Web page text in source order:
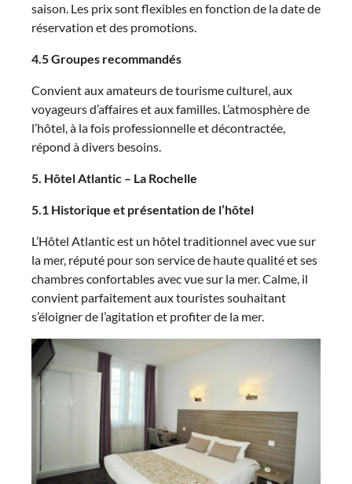
saison. Les prix sont flexibles en fonction de la date de
réservation et des promotions.
4.5 Groupes recommandés
Convient aux amateurs de tourisme culturel, aux
voyageurs d’affaires et aux familles. L’atmosphère de
l’hôtel, à la fois professionnelle et décontractée,
répond à divers besoins.
5. Hôtel Atlantic – La Rochelle
5.1 Historique et présentation de l’hôtel
L’Hôtel Atlantic est un hôtel traditionnel avec vue sur
la mer, réputé pour son service de haute qualité et ses
chambres confortables avec vue sur la mer. Calme, il
convient parfaitement aux touristes souhaitant
s’éloigner de l’agitation et profiter de la mer.